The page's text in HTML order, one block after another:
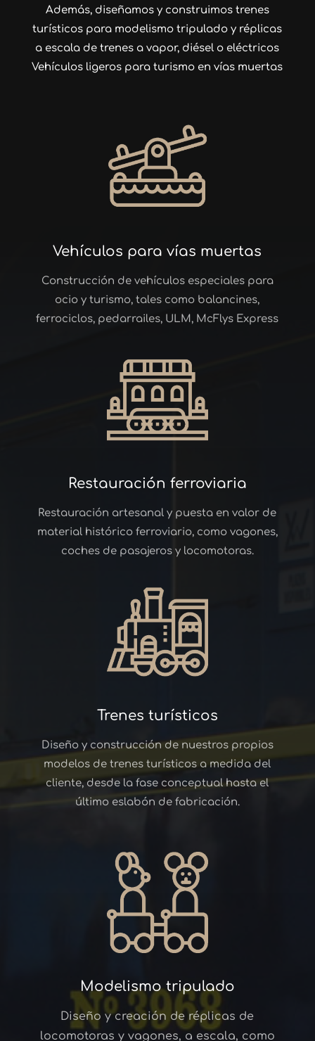
Además, diseñamos y construimos trenes
turísticos para modelismo tripulado y réplicas
a escala de trenes a vapor, diésel o eléctricos
Vehículos ligeros para turismo en vías muertas
Vehículos para vías muertas
Construcción de vehículos especiales para
ocio y turismo, tales como balancines,
ferrociclos, pedarrailes, ULM, McFlys Express
Restauración ferroviaria
Restauración artesanal y puesta en valor de
material histórico ferroviario, como vagones,
coches de pasajeros y locomotoras.
Trenes turísticos
Diseño y construcción de nuestros propios
modelos de trenes turísticos a medida del
cliente, desde la fase conceptual hasta el
último eslabón de fabricación.
Modelismo tripulado
Diseño y creación de réplicas de
locomotoras y vagones, a escala, como